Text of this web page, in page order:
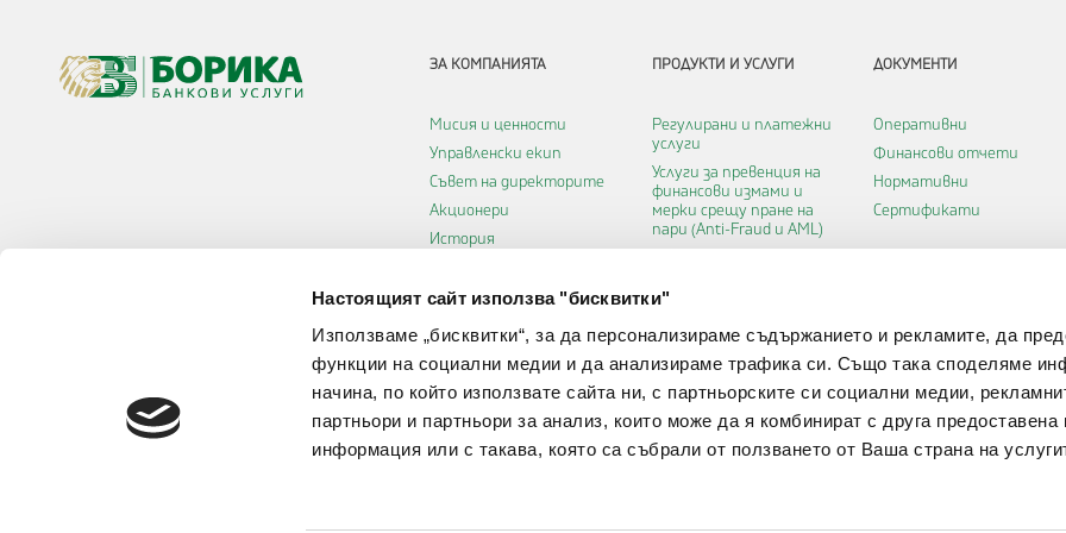
Настоящият сайт използва "бисквитки"
Използваме „бисквитки“, за да персонализираме съдържанието и рекламите, да
функции на социални медии и да анализираме трафика си. Също така споделяме
начина, по който използвате сайта ни, с партньорските си социални медии,
партньори и партньори за анализ, които може да я комбинират с друга
информация или с такава, която са събрали от ползването от Ваша страна на
ЗА КОМПАНИЯТА
Мисия и ценности
Управленски екип
Съвет на директорите
Акционери
История
Декларация за
Политика за бисквитки
ПРОДУКТИ И УСЛУГИ
Регулирани и платежни
услуги
Услуги за превенция на
финансови измами и
мерки срещу пране на
пари (Anti-Fraud и AML)
Инфраструктурни услуги
Услуги Платежна
Институция
Финтех услуги
ДОКУМЕНТИ
Оперативни
Финансови отчети
Нормативни
Сертификати